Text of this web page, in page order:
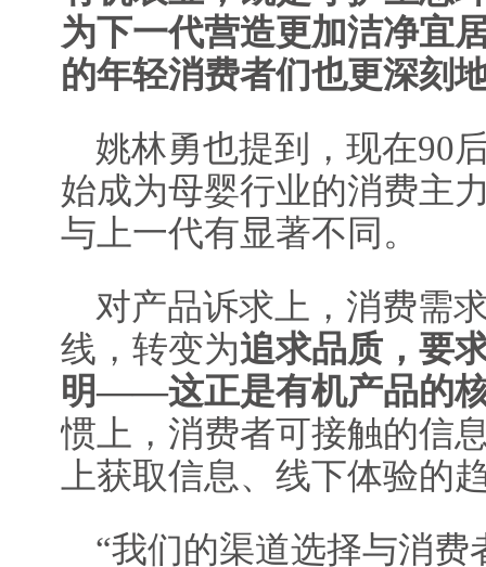
为下一代营造更加洁净宜
的年轻消费者们也更深刻
姚林勇也提到，现在90
始成为母婴行业的消费主
与上一代有显著不同。
对产品诉求上，消费需
线，转变为追求品质，要
明——这正是有机产品的
惯上，消费者可接触的信
上获取信息、线下体验的
“我们的渠道选择与消费